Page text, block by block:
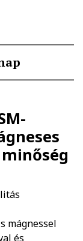
mágnessel
és